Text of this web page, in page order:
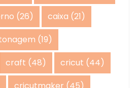
(26) caixa (21)
(19)
craft (48) cricut (44)